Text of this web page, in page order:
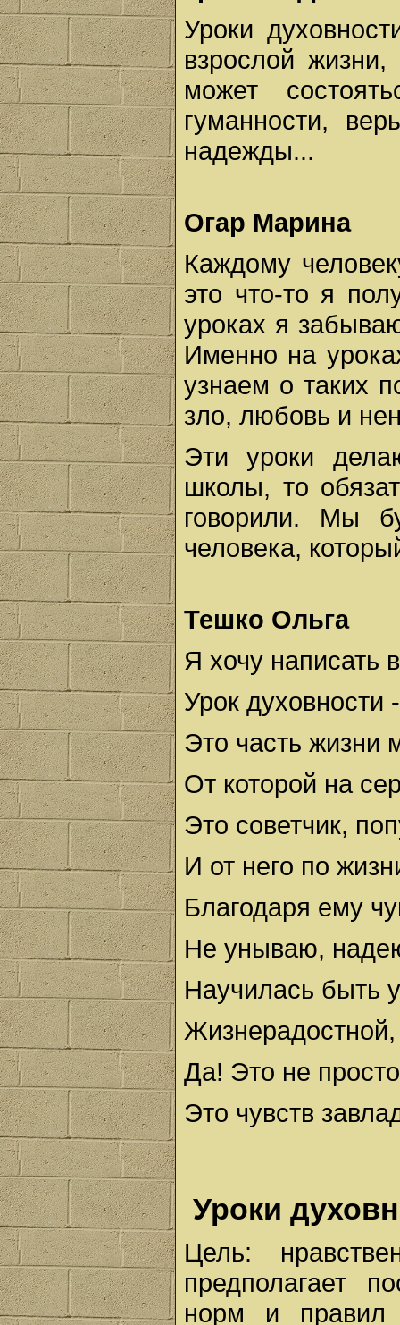
Уроки
взрослой
может
гуманности,
надежды...
Огар Марина
Каждому
это что-то я
уроках я
Именно на
узнаем о таких
зло, любовь и
Эти уроки
школы, то
говорили. Мы
человека,
Тешко Ольга
Я хочу написать
Урок духовности
Это часть жизни
От которой на
Это советчик,
И от него по
Благодаря ему
Не унываю,
Научилась быть
Жизнерадостной,
Да! Это не
Это чувств
Уроки
Цель:
предполагает
норм и правил